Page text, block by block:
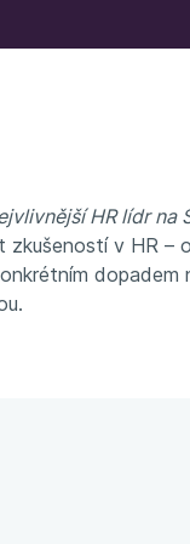
HR lídr na
zkušeností v HR –
dopadem